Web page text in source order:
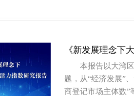
《新发展理念下
本报告以大湾
题，从“经济发展”
商登记市场主体数”